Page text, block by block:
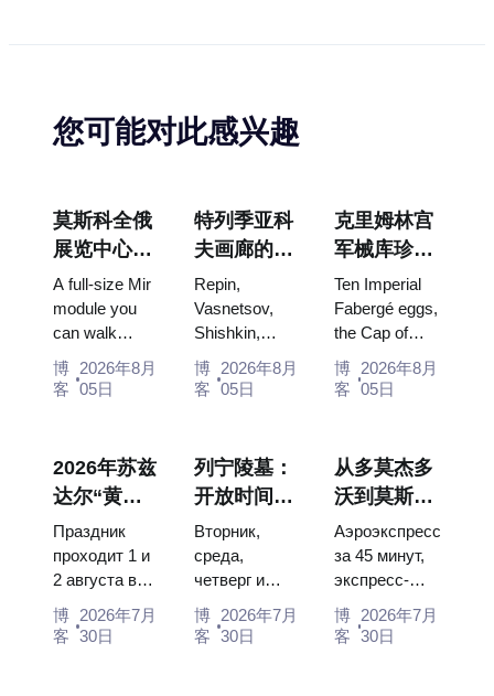
您可能对此感兴趣
莫斯科全俄
展览中心
“宇宙馆”：
俄罗斯最大
的太空展览
馆内景
A full-size Mir
module you
can walk
through, the
Energia–
descent
capsules and
120 pieces of
flight...
博
客
2026年8月
05日
特列季亚科
夫画廊的杰
作：值得为
此安排行程
的画作
Repin,
Vasnetsov,
Shishkin,
Vrubel, Serov
and Surikov
people, where
they hang,
and why
booking the...
博
客
2026年8月
05日
克里姆林宫
军械库珍
宝：法贝热
彩蛋、宝座
与加冕礼服
Ten Imperial
Fabergé eggs,
the Cap of
Monomakh,
the double
the coronation
dress of
Catherine...
博
客
2026年8月
05日
2026年苏兹
达尔“黄瓜
节”：门
票、日期及
从莫斯科如
何前往
Праздник
проходит 1 и
2 августа в
Музее
деревянного
博
客
2026年7月
30日
列宁陵墓：
开放时间、
入场和与克
里姆林宫的
主要混淆
Вторник,
среда,
четверг и
суббота с
10:00 до
博
客
2026年7月
30日
从多莫杰多
沃到莫斯科
市中心：乘
坐空铁、公
交车或电车
Аэроэкспресс
за 45 минут,
экспресс-
автобус за
450 рублей,
博
客
2026年7月
30日